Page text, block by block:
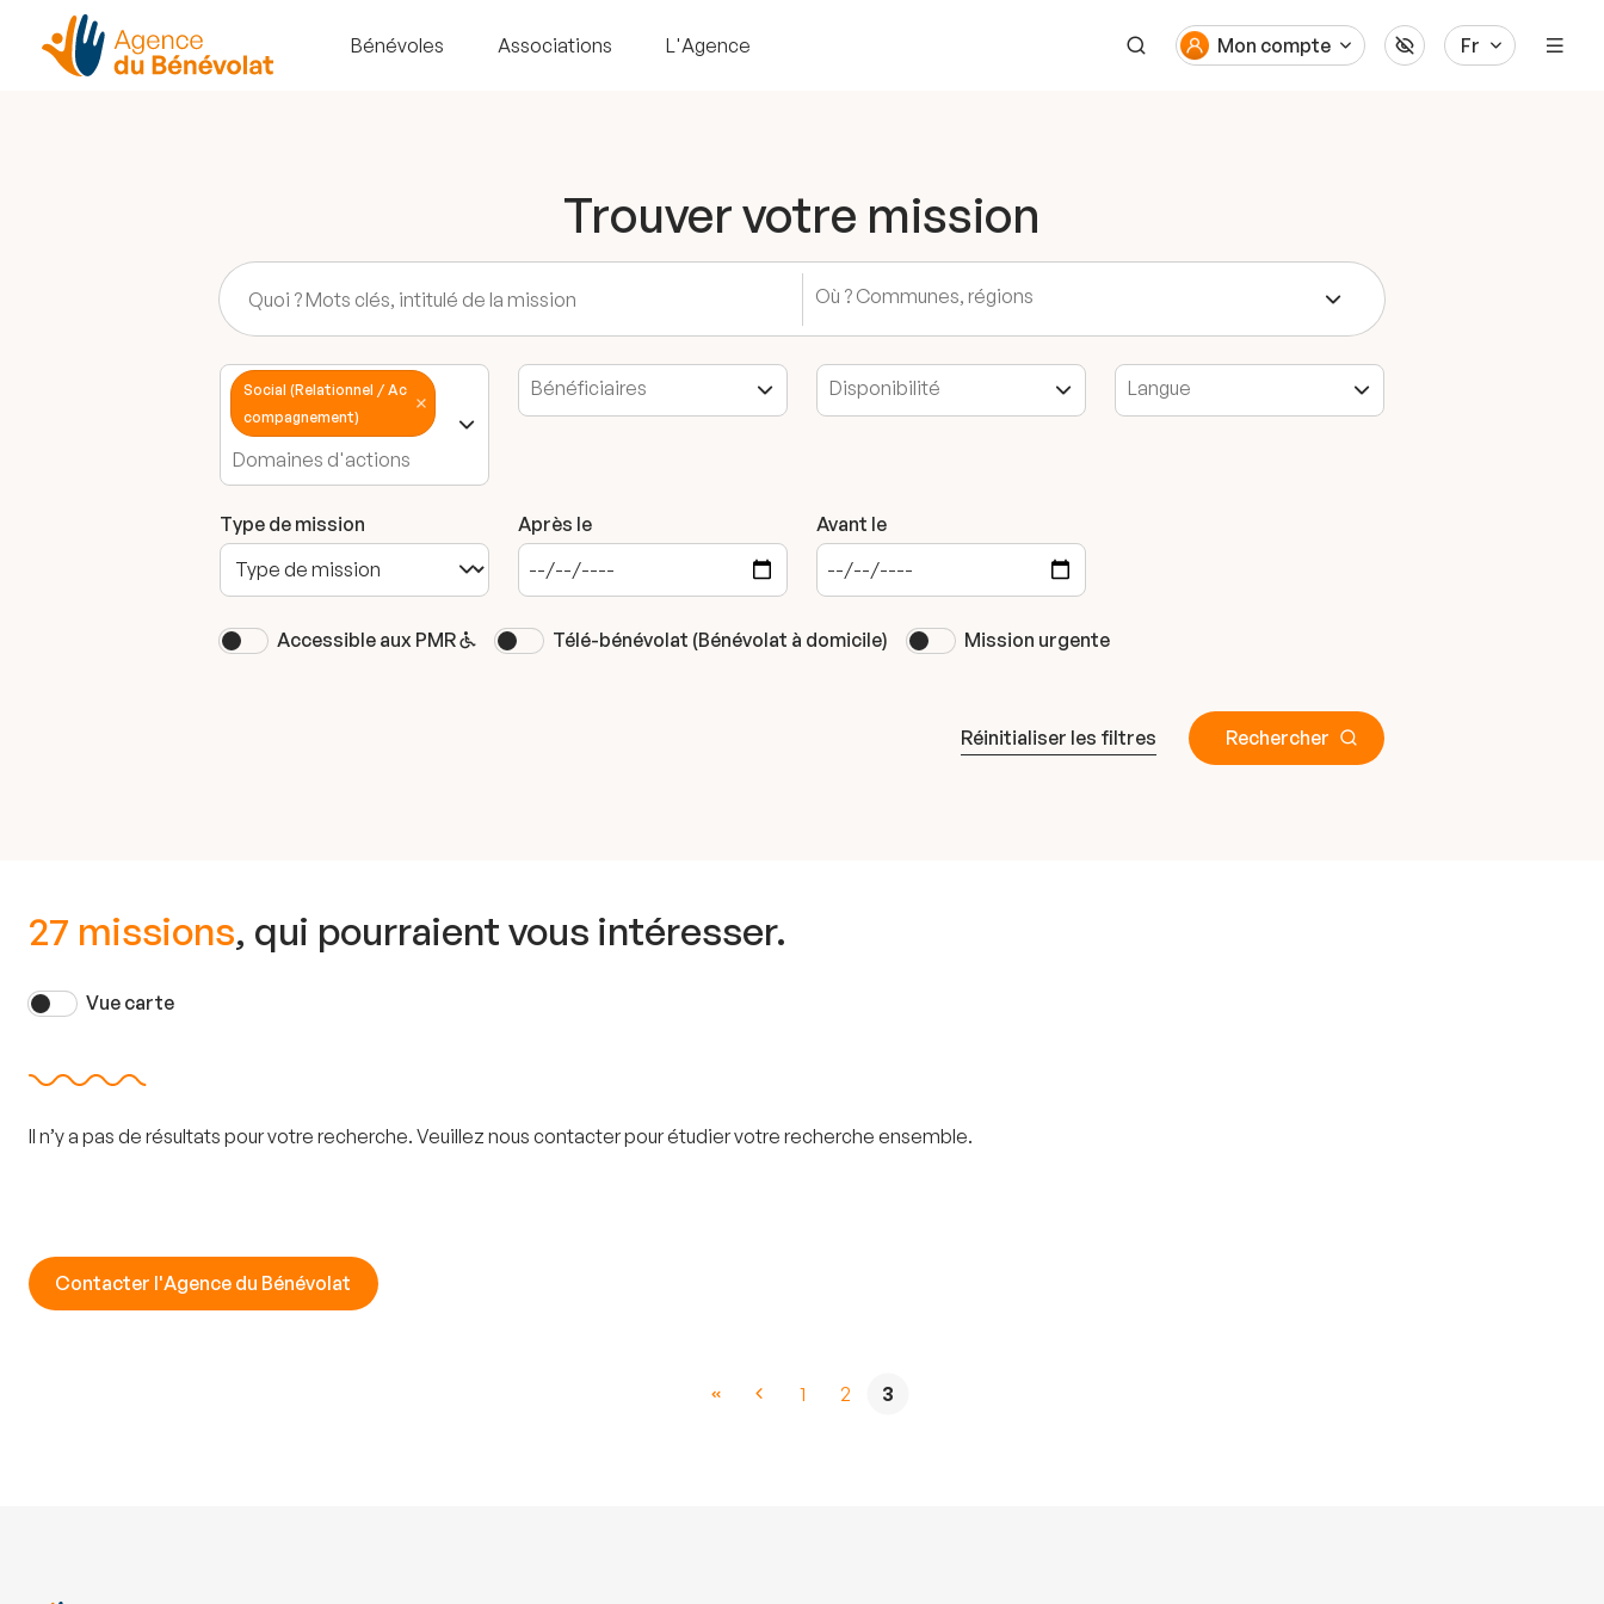
Bénévoles Associations L'Agence Mon compte Fr
Trouver votre mission
Social (Relationnel / Ac
compagnement)
Type de mission Après le Avant le
Accessible aux PMR Télé-bénévolat (Bénévolat à domicile) Mission urgente
Réinitialiser les filtres Rechercher
27 missions, qui pourraient vous intéresser.
Vue carte
Il n’y a pas de résultats pour votre recherche. Veuillez nous contacter pour étudier votre recherche ensemble.
Contacter l'Agence du Bénévolat
1 2 3